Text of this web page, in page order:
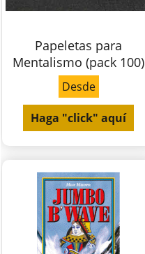
Papeletas para
Mentalismo (pack 100)
Desde
Haga "click" aquí